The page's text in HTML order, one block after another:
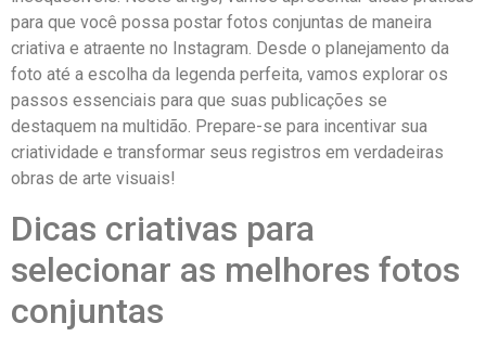
para que você​ possa‍ postar fotos conjuntas‍ de⁤ maneira
criativa e‍ atraente‍ no Instagram. Desde⁤ o planejamento da
foto até a⁢ escolha‍ da legenda perfeita, ‌vamos explorar os⁢
passos essenciais​ para que suas⁣ publicações​ se
destaquem na multidão.⁤ Prepare-se para incentivar sua‍
criatividade e transformar seus registros‌ em verdadeiras‍
obras ⁤de arte visuais!
Dicas criativas para
selecionar as ⁤melhores fotos‍
conjuntas